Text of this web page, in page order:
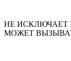
НЕ ИСКЛЮЧАЕТ
МОЖЕТ